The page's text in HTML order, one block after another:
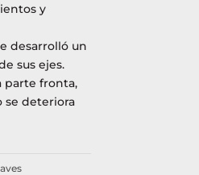
y
desarrolló un
sus ejes.
parte fronta,
se deteriora